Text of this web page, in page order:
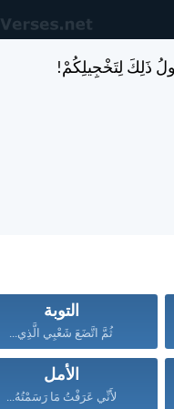
ذَلِكَ لِتَخْجِيلِكُمْ!
التوبة
ثُمَّ اتَّضَعَ شَعْبِي الَّذِي...
الأمل
لأَنِّي عَرَفْتُ مَا رَسَمْتُهُ...